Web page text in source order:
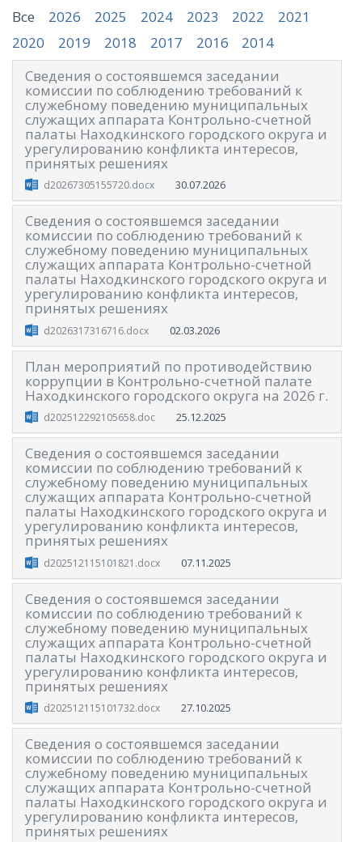
Все 2026 2025 2024 2023 2022
2021
2020
2019 2018 2017 2016
2014
Сведения о состоявшемся заседании
комиссии по соблюдению требований к
служебному поведению муниципальных
служащих аппарата Контрольно-счетной
палаты Находкинского городского округа и
урегулированию конфликта интересов,
принятых решениях
d20267305155720.docx 30.07.2026
Сведения о состоявшемся заседании
комиссии по соблюдению требований к
служебному поведению муниципальных
служащих аппарата Контрольно-счетной
палаты Находкинского городского округа и
урегулированию конфликта интересов,
принятых решениях
d2026317316716.docx 02.03.2026
План мероприятий по противодействию
коррупции в Контрольно-счетной палате
Находкинского городского округа на 2026 г.
d202512292105658.doc 25.12.2025
Сведения о состоявшемся заседании
комиссии по соблюдению требований к
служебному поведению муниципальных
служащих аппарата Контрольно-счетной
палаты Находкинского городского округа и
урегулированию конфликта интересов,
принятых решениях
d202512115101821.docx 07.11.2025
Сведения о состоявшемся заседании
комиссии по соблюдению требований к
служебному поведению муниципальных
служащих аппарата Контрольно-счетной
палаты Находкинского городского округа и
урегулированию конфликта интересов,
принятых решениях
d202512115101732.docx 27.10.2025
Сведения о состоявшемся заседании
комиссии по соблюдению требований к
служебному поведению муниципальных
служащих аппарата Контрольно-счетной
палаты Находкинского городского округа и
урегулированию конфликта интересов,
принятых решениях